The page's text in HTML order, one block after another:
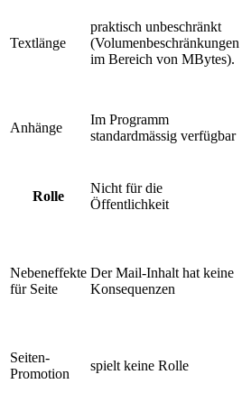
Textlänge
praktisch unbeschränkt
(Volumenbeschränkungen
im Bereich von MBytes).
Anhänge
Im Programm
standardmässig verfügbar
Rolle
Nicht für die
Öffentlichkeit
Nebeneffekte
für Seite
Der Mail-Inhalt hat keine
Konsequenzen
Seiten-
Promotion
spielt keine Rolle